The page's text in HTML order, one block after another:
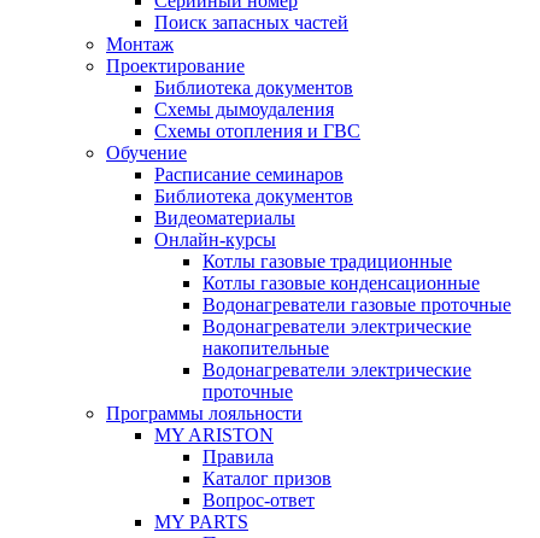
Поиск запасных частей
Монтаж
Проектирование
Библиотека документов
Схемы дымоудаления
Схемы отопления и ГВС
Обучение
Расписание семинаров
Библиотека документов
Видеоматериалы
Онлайн-курсы
Котлы газовые традиционные
Котлы газовые конденсационные
Водонагреватели газовые проточные
Водонагреватели электрические
накопительные
Водонагреватели электрические
проточные
Программы лояльности
MY ARISTON
Правила
Каталог призов
Вопрос-ответ
MY PARTS